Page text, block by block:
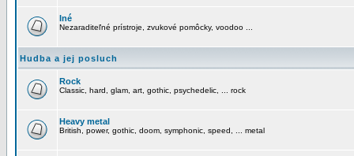
Iné
Nezaraditeľné prístroje, zvukové pomôcky, voodoo ...
Hudba a jej posluch
Rock
Classic, hard, glam, art, gothic, psychedelic, ... rock
Heavy metal
British, power, gothic, doom, symphonic, speed, ... metal